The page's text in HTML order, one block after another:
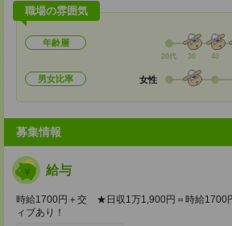
職場の雰囲気
年齢層
20代 30 40
男女比率 女性
募集情報
給与
時給1700円＋交 ★日収1万1,900円＝時給
ィブあり！